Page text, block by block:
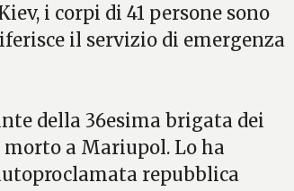
i corpi di 41 persone sono
il servizio di emergenza
della 36esima brigata dei
a Mariupol. Lo ha
repubblica